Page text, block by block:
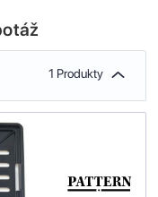
1 Produkty